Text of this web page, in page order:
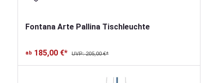
Fontana Arte Pallina Tischleuchte
ab 185,00 €* UVP: 205,00 €*